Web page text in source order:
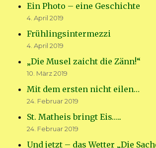
Ein Photo – eine Geschichte
4. April 2019
Frühlingsintermezzi
4. April 2019
„Die Musel zaicht die Zänn!“
10. März 2019
Mit dem ersten nicht eilen…
24. Februar 2019
St. Matheis bringt Eis…..
24. Februar 2019
Und jetzt – das Wetter „Die